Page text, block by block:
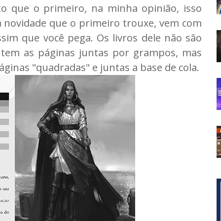
que o primeiro, na minha opinião, isso
que o primeiro trouxe, vem com
que você pega. Os livros dele não são
as páginas juntas por grampos, mas
"quadradas" e juntas a base de cola.